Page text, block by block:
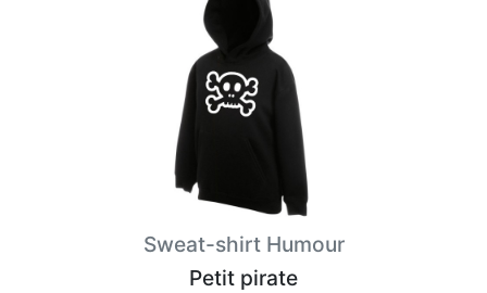
Sweat-shirt Humour
Petit pirate